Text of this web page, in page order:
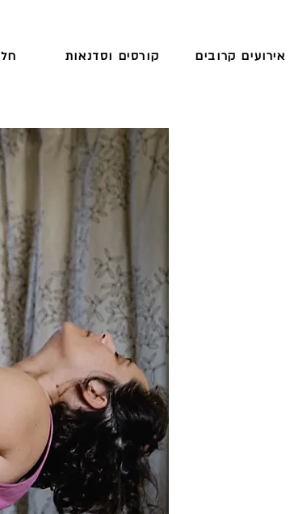
קורסים וסדנאות אירועים קרובים